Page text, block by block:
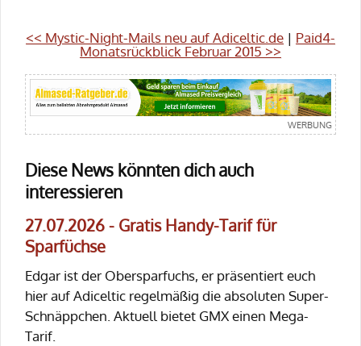
<< Mystic-Night-Mails neu auf Adiceltic.de | Paid4-
Monatsrückblick Februar 2015 >>
Diese News könnten dich auch
interessieren
27.07.2026 - Gratis Handy-Tarif für
Sparfüchse
Edgar ist der Obersparfuchs, er präsentiert euch
hier auf Adiceltic regelmäßig die absoluten Super-
Schnäppchen. Aktuell bietet GMX einen Mega-
Tarif.